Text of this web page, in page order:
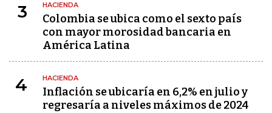
3 HACIENDA
Colombia se ubica como el sexto país
con mayor morosidad bancaria en
América Latina
4 HACIENDA
Inflación se ubicaría en 6,2% en julio y
regresaría a niveles máximos de 2024